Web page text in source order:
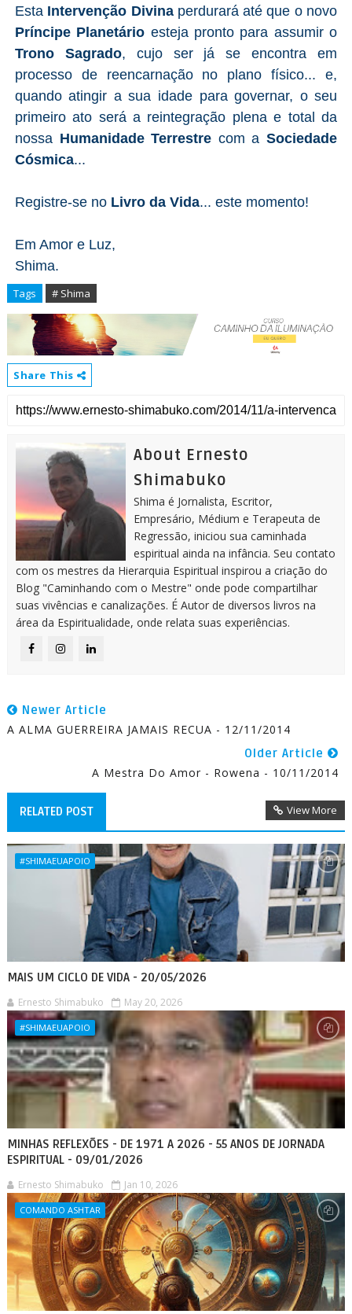
Esta Intervenção Divinaperdurará até que o novo
Príncipe Planetário esteja pronto para assumir o
Trono Sagrado, cujo ser já se encontra em
processo de reencarnação no plano físico... e,
quando atingir a sua idade para governar, o seu
primeiro ato será a reintegração plena e total da
nossa Humanidade Terrestre com aSociedade
Cósmica...
Registre-se no Livro da Vida... este momento!
Em Amor e Luz,
Shima.
Tags # Shima
Share This
About Ernesto
Shimabuko
Shima é Jornalista, Escritor,
Empresário, Médium e Terapeuta de
Regressão, iniciou sua caminhada
espiritual ainda na infância. Seu contato
com os mestres da Hierarquia Espiritual inspirou a criação do
Blog "Caminhando com o Mestre" onde pode compartilhar
suas vivências e canalizações. É Autor de diversos livros na
área da Espiritualidade, onde relata suas experiências.
Newer Article
A ALMA GUERREIRA JAMAIS RECUA - 12/11/2014
Older Article
A Mestra Do Amor - Rowena - 10/11/2014
RELATED POST View More
#SHIMAEUAPOIO
MAIS UM CICLO DE VIDA - 20/05/2026
Ernesto Shimabuko May 20, 2026
#SHIMAEUAPOIO
MINHAS REFLEXÕES - DE 1971 A 2026 - 55 ANOS DE JORNADA
ESPIRITUAL - 09/01/2026
Ernesto Shimabuko Jan 10, 2026
COMANDO ASHTAR